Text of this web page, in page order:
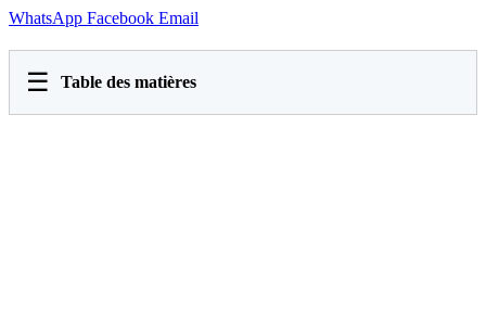
WhatsApp Facebook Email
☰ Table des matières